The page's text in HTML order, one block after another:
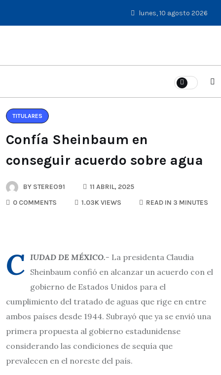
lunes, 10 agosto 2026
TITULARES
Confía Sheinbaum en
conseguir acuerdo sobre agua
BY STEREO91
11 ABRIL, 2025
0 COMMENTS
1.03K VIEWS READ IN 3 MINUTES
C IUDAD DE MÉXICO.- La presidenta Claudia
Sheinbaum confió en alcanzar un acuerdo con el
gobierno de Estados Unidos para el
cumplimiento del tratado de aguas que rige en entre
ambos países desde 1944. Subrayó que ya se envió una
primera propuesta al gobierno estadunidense
considerando las condiciones de sequía que
prevalecen en el noreste del país.